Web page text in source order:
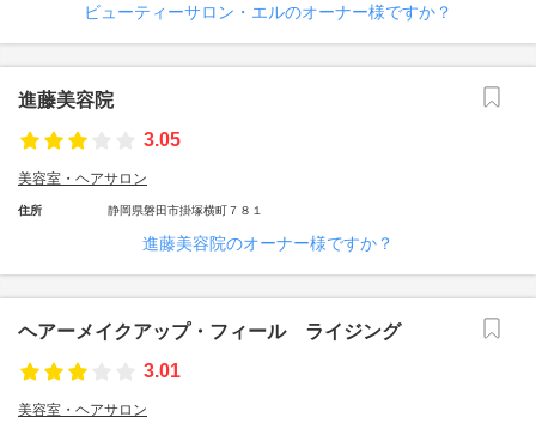
ビューティーサロン・エルのオーナー様ですか？
進藤美容院
3.05
美容室・ヘアサロン
住所 静岡県磐田市掛塚横町７８１
進藤美容院のオーナー様ですか？
ヘアーメイクアップ・フィール ライジング
3.01
美容室・ヘアサロン